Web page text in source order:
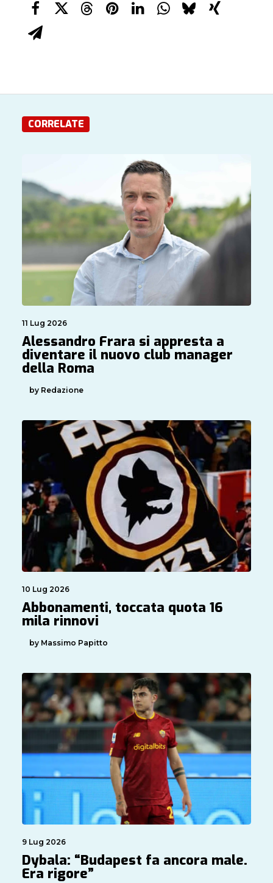
CORRELATE
11 Lug 2026
Alessandro Frara si appresta a
diventare il nuovo club manager
della Roma
by Redazione
10 Lug 2026
Abbonamenti, toccata quota 16
mila rinnovi
by Massimo Papitto
9 Lug 2026
Dybala: “Budapest fa ancora male.
Era rigore”